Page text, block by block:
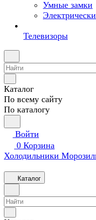
Умные замки
Телевизоры
Каталог
По всему сайту
По каталогу
Войти
0 Корзина
Холодильники
Каталог